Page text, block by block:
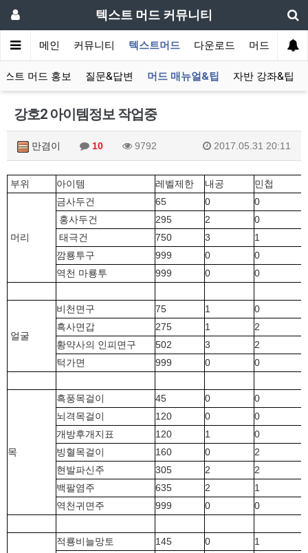
텍스트 머드 커뮤니티
메인 커뮤니티 텍스트머드 다운로드 머드 잡담
스트 머드 홍보 질문&답변 머드 매뉴얼&팁 자반 강좌&팁
강호2 아이템정보 작업중
만겸이 10 9792 2017.05.31 20:11
부위 아이템 레벨제한 내공 민첩
머리
금사두건 65 0 0
홍사두건
295 2 0
태극건
750 3 1
깜룡투구
999 0 0
역천 마룡투
999 0 0
얼굴
비천면구 75 1 0
흑사면갑
275 1 2
황약사의 인피면구
502 3 2
턱가면
999 0 0
목
흑풍목걸이 45 0 0
뇌격목걸이
120 0 0
개방후개지표
120 1 0
빙혈목걸이
160 0 2
현발파신주
305 2 2
백팔염주
635 2 1
역천귀면주
999 0 0
적룡비늘망토 145 0 1